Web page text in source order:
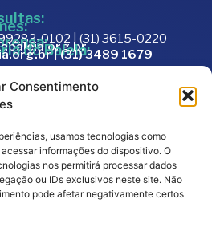
Consentimento
usamos tecnologias como
informações do dispositivo. O
nos permitirá processar dados
ou IDs exclusivos neste site. Não
pode afetar negativamente certos
0102 | (31) 3615-0220
do Baleia:
|(31) 3489 1679